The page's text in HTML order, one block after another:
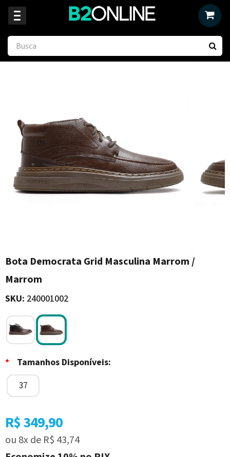
Bota Democrata Grid Masculina Marrom /
Marrom
SKU: 240001002
* Tamanhos Disponíveis:
37
R$ 349,90
ou 8xde R$ 43,74